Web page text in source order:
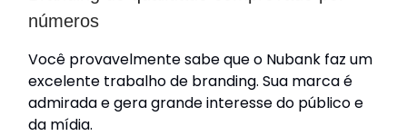
números
Você provavelmente sabe que o Nubank faz um
excelente trabalho de branding. Sua marca é
admirada e gera grande interesse do público e
da mídia.